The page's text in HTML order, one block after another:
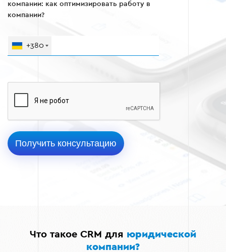
компании: как оптимизировать работу в
компании?
+380
Что такое CRM для юридической
компании?